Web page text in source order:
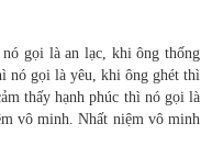
gọi là an lạc, khi ông thống
nó gọi là yêu, khi ông ghét thì
thấy hạnh phúc thì nó gọi là
vô minh. Nhất niệm vô minh